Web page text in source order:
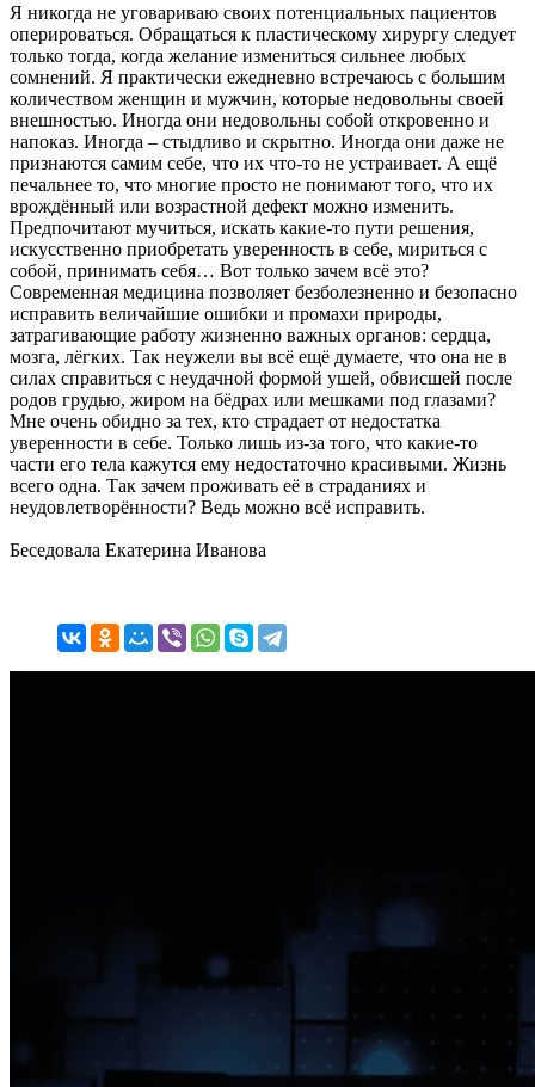
Я никогда не уговариваю своих потенциальных пациентов
оперироваться. Обращаться к пластическому хирургу следует
только тогда, когда желание измениться сильнее любых
сомнений. Я практически ежедневно встречаюсь с большим
количеством женщин и мужчин, которые недовольны своей
внешностью. Иногда они недовольны собой откровенно и
напоказ. Иногда – стыдливо и скрытно. Иногда они даже не
признаются самим себе, что их что-то не устраивает. А ещё
печальнее то, что многие просто не понимают того, что их
врождённый или возрастной дефект можно изменить.
Предпочитают мучиться, искать какие-то пути решения,
искусственно приобретать уверенность в себе, мириться с
собой, принимать себя… Вот только зачем всё это?
Современная медицина позволяет безболезненно и безопасно
исправить величайшие ошибки и промахи природы,
затрагивающие работу жизненно важных органов: сердца,
мозга, лёгких. Так неужели вы всё ещё думаете, что она не в
силах справиться с неудачной формой ушей, обвисшей после
родов грудью, жиром на бёдрах или мешками под глазами?
Мне очень обидно за тех, кто страдает от недостатка
уверенности в себе. Только лишь из-за того, что какие-то
части его тела кажутся ему недостаточно красивыми. Жизнь
всего одна. Так зачем проживать её в страданиях и
неудовлетворённости? Ведь можно всё исправить.
Беседовала Екатерина Иванова